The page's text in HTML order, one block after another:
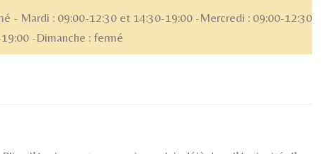
- Mardi : 09:00-12:30 et 14:30-19:00 -Mercredi : 09:00-12:30
-Dimanche : fermé